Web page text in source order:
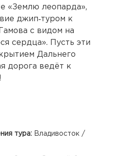
«Землю леопарда»,
джип‑туром к
с видом на
сердца». Пусть эти
Дальнего
дорога ведёт к
тура: Владивосток /